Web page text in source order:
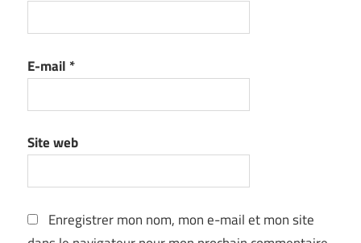
E-mail *
Site web
Enregistrer mon nom, mon e-mail et mon site